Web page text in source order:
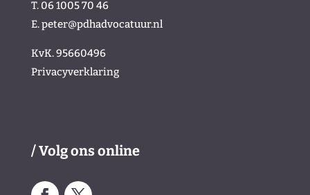
T. 06 1005 70 46
E.peter@pdhadvocatuur.nl
KvK.95660496
Privacyverklaring
/ Volg ons online